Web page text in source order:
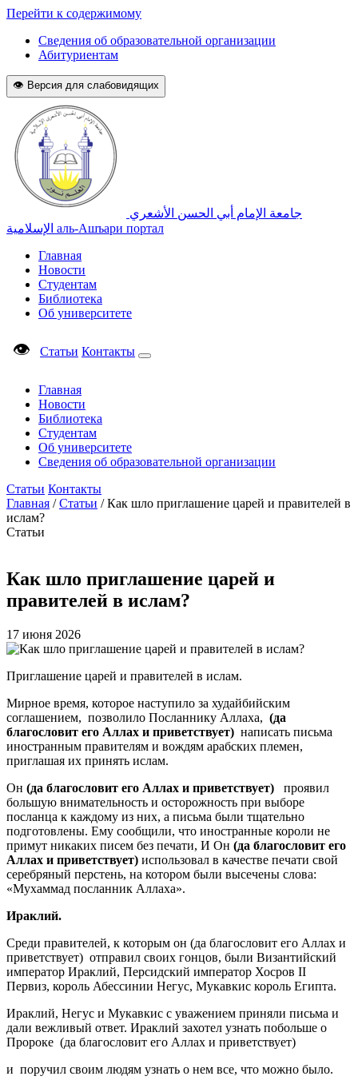
Перейти к содержимому
Сведения об образовательной организации
Абитуриентам
👁 Версия для слабовидящих
جامعة الإمام أبي الحسن الأشعري
الإسلامية аль-Ашъари портал
Главная
Новости
Студентам
Библиотека
Об университете
👁 Статьи Контакты
Главная
Новости
Библиотека
Студентам
Об университете
Сведения об образовательной организации
Статьи Контакты
Главная / Статьи / Как шло приглашение царей и правителей в
ислам?
Статьи
Как шло приглашение царей и
правителей в ислам?
17 июня 2026
Приглашение царей и правителей в ислам.
Мирное время, которое наступило за худайбийским
соглашением, позволило Посланнику Аллаха, (да
благословит его Аллах и приветствует) написать письма
иностранным правителям и вождям арабских племен,
приглашая их принять ислам.
Он (да благословит его Аллах и приветствует) проявил
большую внимательность и осторожность при выборе
посланца к каждому из них, а письма были тщательно
подготовлены. Ему сообщили, что иностранные короли не
примут никаких писем без печати, И Он (да благословит его
Аллах и приветствует) использовал в качестве печати свой
серебряный перстень, на котором были высечены слова:
«Мухаммад посланник Аллаха».
Ираклий.
Среди правителей, к которым он (да благословит его Аллах и
приветствует) отправил своих гонцов, были Византийский
император Ираклий, Персидский император Хосров II
Первиз, король Абессинии Негус, Мукавкис король Египта.
Ираклий, Негус и Мукавкис с уважением приняли письма и
дали вежливый ответ. Ираклий захотел узнать побольше о
Пророке (да благословит его Аллах и приветствует)
и поручил своим людям узнать о нем все, что можно было.